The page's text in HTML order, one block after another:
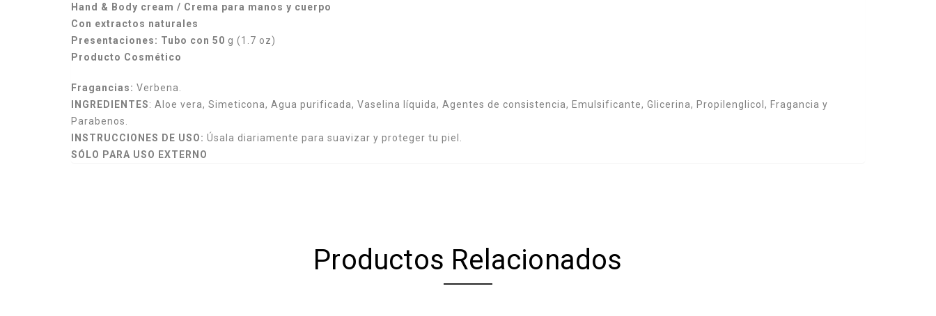
Hand & Body cream / Crema para manos y cuerpo
Con extractos naturales
Presentaciones: Tubo con 50 g (1.7 oz)
Producto Cosmético
Fragancias: Verbena.
INGREDIENTES: Aloe vera, Simeticona, Agua purificada, Vaselina líquida, Agentes de consistencia, Emulsificante, Glicerina, Propilenglicol, Fragancia y
Parabenos.
INSTRUCCIONES DE USO: Úsala diariamente para suavizar y proteger tu piel.
SÓLO PARA USO EXTERNO
Productos Relacionados